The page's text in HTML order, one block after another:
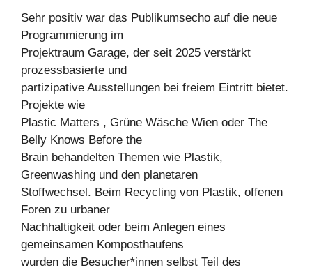
Sehr positiv war das Publikumsecho auf die neue
Programmierung im
Projektraum Garage, der seit 2025 verstärkt
prozessbasierte und
partizipative Ausstellungen bei freiem Eintritt bietet.
Projekte wie
Plastic Matters , Grüne Wäsche Wien oder The
Belly Knows Before the
Brain behandelten Themen wie Plastik,
Greenwashing und den planetaren
Stoffwechsel. Beim Recycling von Plastik, offenen
Foren zu urbaner
Nachhaltigkeit oder beim Anlegen eines
gemeinsamen Komposthaufens
wurden die Besucher*innen selbst Teil des